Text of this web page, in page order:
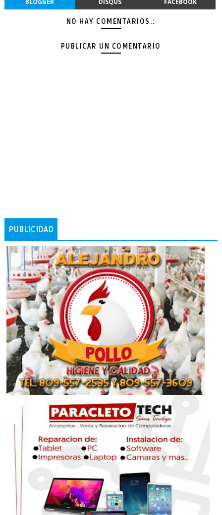
BLOGGER DISQUS FACEBOOK
NO HAY COMENTARIOS.:
PUBLICAR UN COMENTARIO
PUBLICIDAD